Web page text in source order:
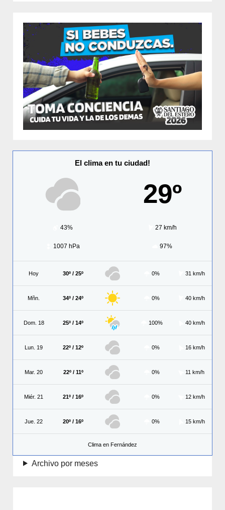
El clima en tu ciudad!
29º
43% 27 km/h
1007 hPa 97%
Hoy 30º / 25º 0% 31 km/h
Mñn. 34º / 24º 0% 40 km/h
Dom. 18 25º / 14º 100% 40 km/h
Lun. 19 22º / 12º 0% 16 km/h
Mar. 20 22º / 11º 0% 11 km/h
Miér. 21 21º / 16º 0% 12 km/h
Jue. 22 20º / 16º 0% 15 km/h
Clima en Fernández
Archivo por meses